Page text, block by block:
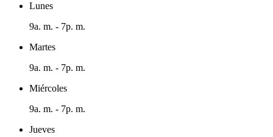
Lunes
9a. m. - 7p. m.
Martes
9a. m. - 7p. m.
Miércoles
9a. m. - 7p. m.
Jueves